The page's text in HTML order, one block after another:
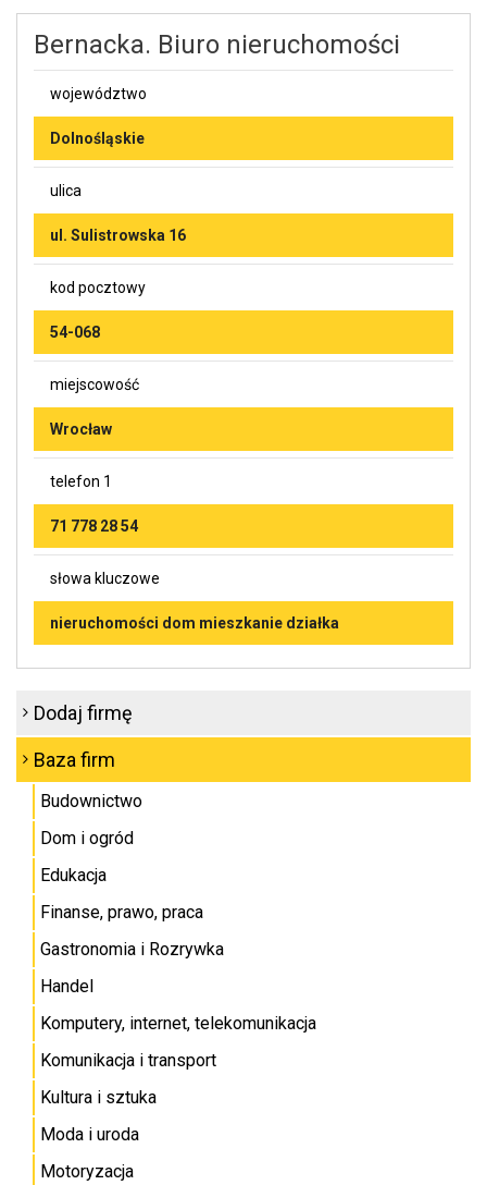
Bernacka. Biuro nieruchomości
województwo
Dolnośląskie
ulica
ul. Sulistrowska 16
kod pocztowy
54-068
miejscowość
Wrocław
telefon 1
71 778 28 54
słowa kluczowe
nieruchomości dom mieszkanie działka
Dodaj firmę
Baza firm
Budownictwo
Dom i ogród
Edukacja
Finanse, prawo, praca
Gastronomia i Rozrywka
Handel
Komputery, internet, telekomunikacja
Komunikacja i transport
Kultura i sztuka
Moda i uroda
Motoryzacja